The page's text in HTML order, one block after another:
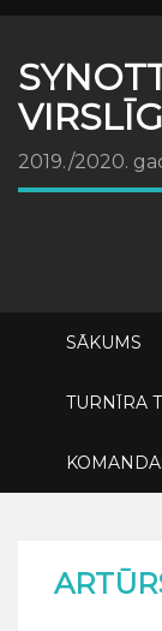
2019./2020.
SĀKUMS
TURNĪRA